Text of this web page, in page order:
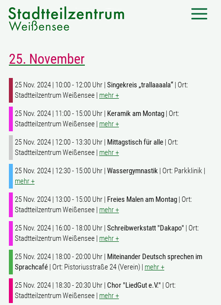
25. November
25 Nov. 2024 | 10:00 - 12:00 Uhr | Singekreis „trallaaaala“ | Ort:
Stadtteilzentrum Weißensee | mehr +
25 Nov. 2024 | 11:00 - 15:00 Uhr | Keramik am Montag | Ort:
Stadtteilzentrum Weißensee | mehr +
25 Nov. 2024 | 12:00 - 13:30 Uhr | Mittagstisch für alle | Ort:
Stadtteilzentrum Weißensee | mehr +
25 Nov. 2024 | 12:30 - 15:00 Uhr | Wassergymnastik | Ort: Parkklinik |
mehr +
25 Nov. 2024 | 13:00 - 15:00 Uhr | Freies Malen am Montag | Ort:
Stadtteilzentrum Weißensee | mehr +
25 Nov. 2024 | 16:00 - 18:00 Uhr | Schreibwerkstatt "Dakapo" | Ort:
Stadtteilzentrum Weißensee | mehr +
25 Nov. 2024 | 18:00 - 20:00 Uhr | Miteinander Deutsch sprechen im
Sprachcafé | Ort: Pistoriusstraße 24 (Verein) | mehr +
25 Nov. 2024 | 18:30 - 20:30 Uhr | Chor "LiedGut e.V." | Ort:
Stadtteilzentrum Weißensee | mehr +